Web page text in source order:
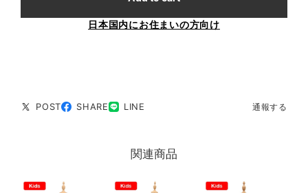
日本国内にお住まいの方向け
POST SHARE LINE 通報する
関連商品